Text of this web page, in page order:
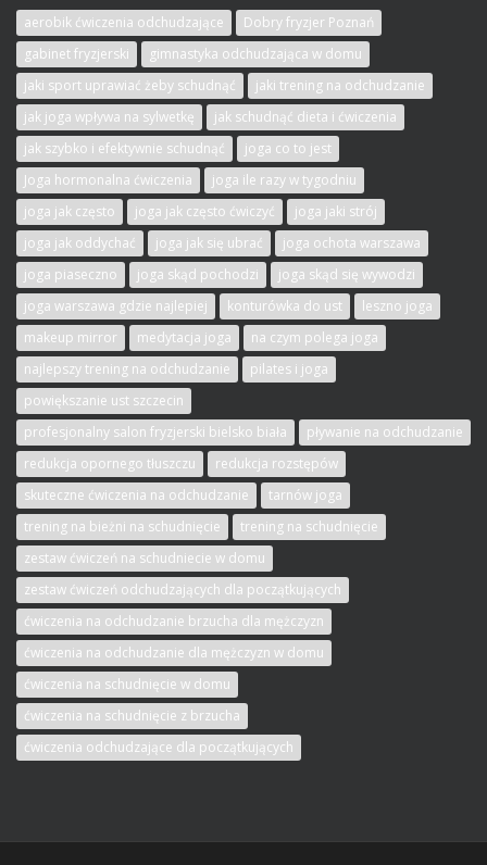
aerobik ćwiczenia odchudzające
Dobry fryzjer Poznań
gabinet fryzjerski
gimnastyka odchudzająca w domu
jaki sport uprawiać żeby schudnąć
jaki trening na odchudzanie
jak joga wpływa na sylwetkę
jak schudnąć dieta i ćwiczenia
jak szybko i efektywnie schudnąć
joga co to jest
Joga hormonalna ćwiczenia
joga ile razy w tygodniu
joga jak często
joga jak często ćwiczyć
joga jaki strój
joga jak oddychać
joga jak się ubrać
joga ochota warszawa
joga piaseczno
joga skąd pochodzi
joga skąd się wywodzi
joga warszawa gdzie najlepiej
konturówka do ust
leszno joga
makeup mirror
medytacja joga
na czym polega joga
najlepszy trening na odchudzanie
pilates i joga
powiększanie ust szczecin
profesjonalny salon fryzjerski bielsko biała
pływanie na odchudzanie
redukcja opornego tłuszczu
redukcja rozstępów
skuteczne ćwiczenia na odchudzanie
tarnów joga
trening na bieżni na schudnięcie
trening na schudnięcie
zestaw ćwiczeń na schudniecie w domu
zestaw ćwiczeń odchudzających dla początkujących
ćwiczenia na odchudzanie brzucha dla mężczyzn
ćwiczenia na odchudzanie dla mężczyzn w domu
ćwiczenia na schudnięcie w domu
ćwiczenia na schudnięcie z brzucha
ćwiczenia odchudzające dla początkujących